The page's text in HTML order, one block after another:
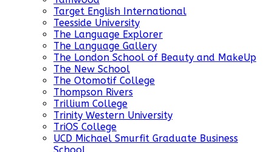
Target English International
Teesside University
The Language Explorer
The Language Gallery
The London School of Beauty and MakeUp
The New School
The Otomotif College
Thompson Rivers
Trillium College
Trinity Western University
TriOS College
UCD Michael Smurfit Graduate Business